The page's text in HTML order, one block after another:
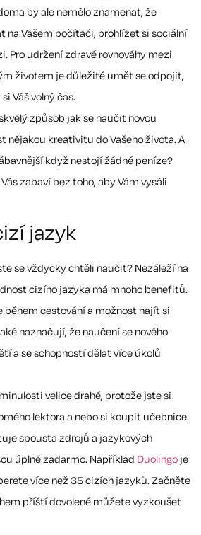
by ale nemělo znamenat, že
na Vašem počítači, prohlížet si sociální
Pro udržení zdravé rovnováhy mezi
životem je důležité umět se odpojit,
Váš volný čas.
způsob jak se naučit novou
nějakou kreativitu do Vašeho života. A
když nestojí žádné peníze?
zabaví bez toho, aby Vám vysáli
jazyk
se vždycky chtěli naučit? Nezáleží na
cizího jazyka má mnoho benefitů.
během cestování a možnost najít si
naznačují, že naučení se nového
a se schopností dělat více úkolů
velice drahé, protože jste si
lektora a nebo si koupit učebnice.
spousta zdrojů a jazykových
úplně zadarmo. Například Duolingoje
více než 35 cizích jazyků. Začněte
příští dovolené můžete vyzkoušet